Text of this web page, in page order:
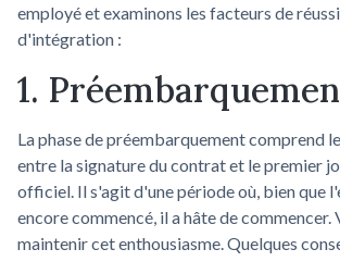
employé et examinons les facteurs de
d'intégration :
1.
La phase de préembarquement comprend
entre la signature du contrat et le premier
officiel. Il s'agit d'une période où, bien que
encore commencé, il a hâte de commencer.
maintenir cet enthousiasme. Quelques